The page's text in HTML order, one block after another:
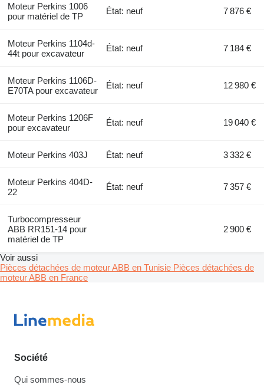
Moteur Perkins 1006
pour matériel de TP
État: neuf 7 876 €
Moteur Perkins 1104d-
44t pour excavateur
État: neuf 7 184 €
Moteur Perkins 1106D-
E70TA pour excavateur
État: neuf 12 980 €
Moteur Perkins 1206F
pour excavateur
État: neuf 19 040 €
Moteur Perkins 403J État: neuf 3 332 €
Moteur Perkins 404D-
22
État: neuf 7 357 €
Turbocompresseur
ABB RR151-14 pour
matériel de TP
2 900 €
Voir aussi
Pièces détachées de moteur ABB en Tunisie Pièces détachées de
moteur ABB en France
Société
Qui sommes-nous